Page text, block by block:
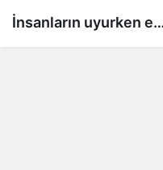
İnsanların uyurken en